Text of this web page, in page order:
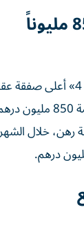
سجلت منطقة «الصناعية 4»
يوليو على أرض فضاء
رهن، خلال